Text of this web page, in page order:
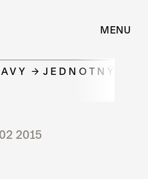
MENU
JEDNOTNÝ
2015